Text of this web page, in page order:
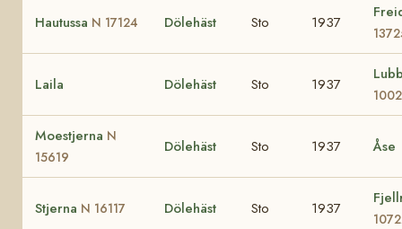
Hautussa N 17124 Dölehäst Sto 1937
Laila Dölehäst Sto 1937
Moestjerna N
15619
Dölehäst Sto 1937 Åse
Stjerna N 16117 Dölehäst Sto 1937